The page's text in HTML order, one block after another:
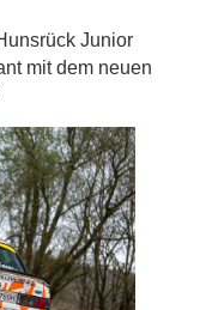
Junior
mit dem neuen